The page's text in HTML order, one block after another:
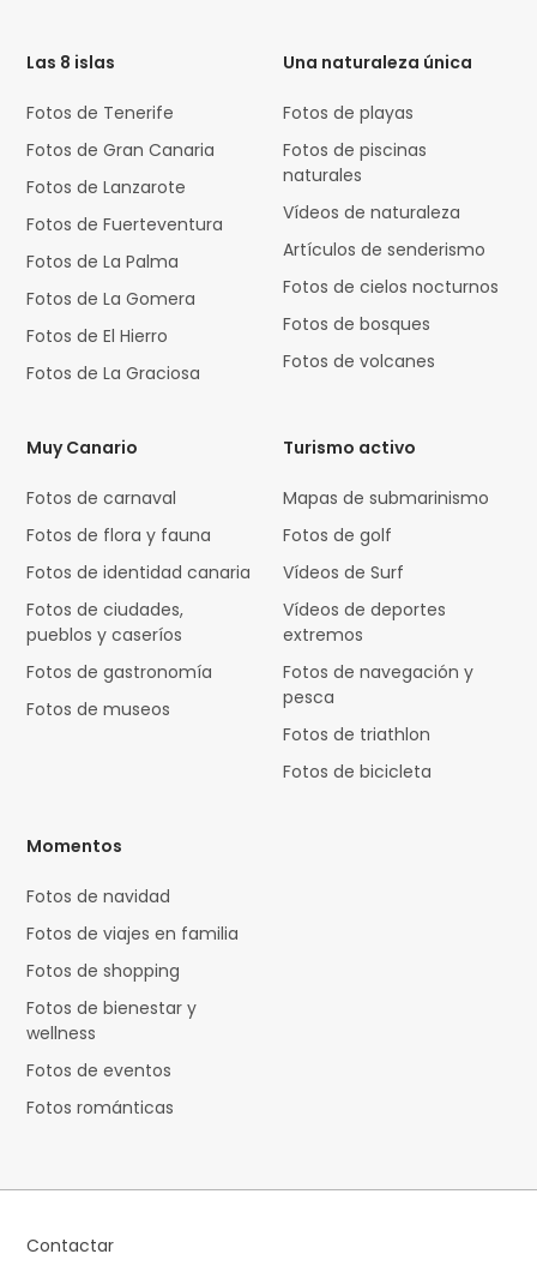
Las 8 islas
Fotos de Tenerife
Fotos de Gran Canaria
Fotos de Lanzarote
Fotos de Fuerteventura
Fotos de La Palma
Fotos de La Gomera
Fotos de El Hierro
Fotos de La Graciosa
Una naturaleza única
Fotos de playas
Fotos de piscinas
naturales
Vídeos de naturaleza
Artículos de senderismo
Fotos de cielos nocturnos
Fotos de bosques
Fotos de volcanes
Muy Canario
Fotos de carnaval
Fotos de flora y fauna
Fotos de identidad canaria
Fotos de ciudades,
pueblos y caseríos
Fotos de gastronomía
Fotos de museos
Turismo activo
Mapas de submarinismo
Fotos de golf
Vídeos de Surf
Vídeos de deportes
extremos
Fotos de navegación y
pesca
Fotos de triathlon
Fotos de bicicleta
Momentos
Fotos de navidad
Fotos de viajes en familia
Fotos de shopping
Fotos de bienestar y
wellness
Fotos de eventos
Fotos románticas
Contactar